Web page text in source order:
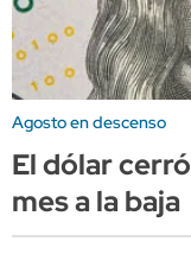
Agosto en descenso
El dólar
mes a la baja